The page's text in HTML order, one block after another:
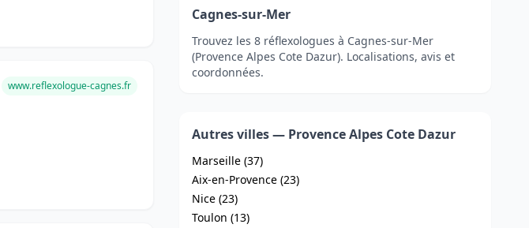
www.reflexologue-cagnes.fr
Cagnes-sur-Mer
Trouvez les 8 réflexologues à Cagnes-sur-Mer
(Provence Alpes Cote Dazur). Localisations, avis et
coordonnées.
Autres villes — Provence Alpes Cote Dazur
Marseille (37)
Aix-en-Provence (23)
Nice (23)
Toulon (13)